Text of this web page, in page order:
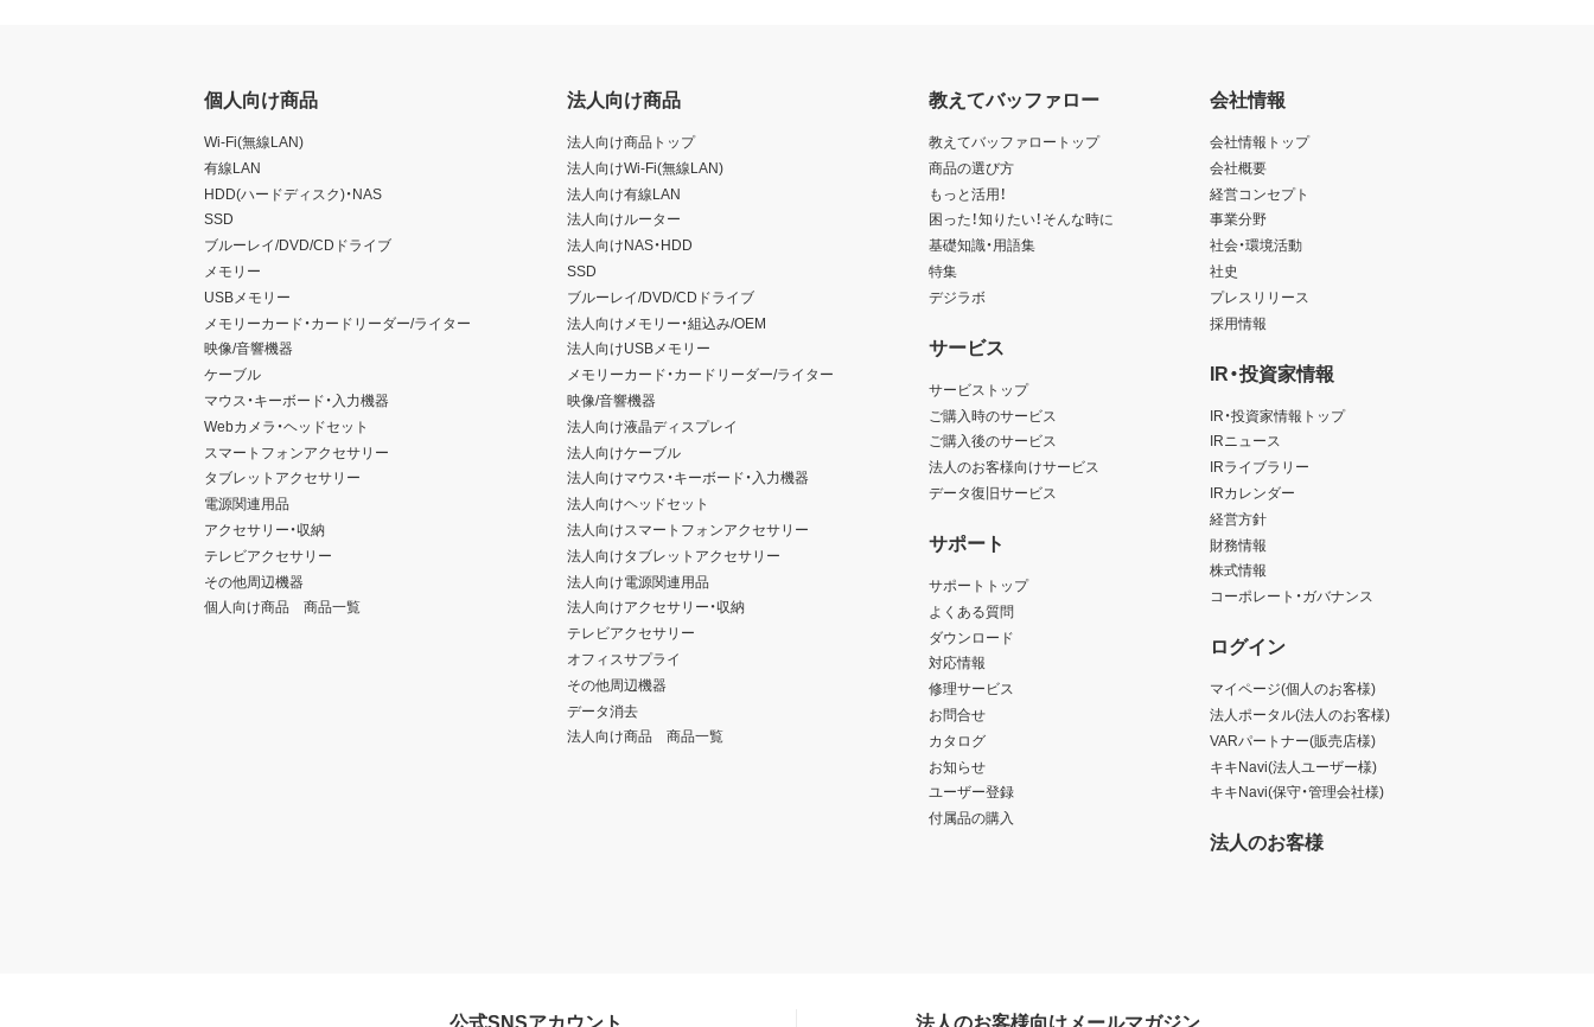
個人向け商品
Wi-Fi(無線LAN)
有線LAN
HDD(ハードディスク)・NAS
SSD
ブルーレイ/DVD/CDドライブ
メモリー
USBメモリー
メモリーカード・カードリーダー/ライター
映像/音響機器
ケーブル
マウス・キーボード・入力機器
Webカメラ・ヘッドセット
スマートフォンアクセサリー
タブレットアクセサリー
電源関連用品
アクセサリー・収納
テレビアクセサリー
その他周辺機器
個人向け商品 商品一覧
法人向け商品
法人向け商品トップ
法人向けWi-Fi(無線LAN)
法人向け有線LAN
法人向けルーター
法人向けNAS・HDD
SSD
ブルーレイ/DVD/CDドライブ
法人向けメモリー・組込み/OEM
法人向けUSBメモリー
メモリーカード・カードリーダー/ライター
映像/音響機器
法人向け液晶ディスプレイ
法人向けケーブル
法人向けマウス・キーボード・入力機器
法人向けヘッドセット
法人向けスマートフォンアクセサリー
法人向けタブレットアクセサリー
法人向け電源関連用品
法人向けアクセサリー・収納
テレビアクセサリー
オフィスサプライ
その他周辺機器
データ消去
法人向け商品 商品一覧
教えてバッファロー
教えてバッファロートップ
商品の選び方
もっと活用！
困った！知りたい！そんな時に
基礎知識・用語集
特集
デジラボ
サービス
サービストップ
ご購入時のサービス
ご購入後のサービス
法人のお客様向けサービス
データ復旧サービス
サポート
サポートトップ
よくある質問
ダウンロード
対応情報
修理サービス
お問合せ
カタログ
お知らせ
ユーザー登録
付属品の購入
会社情報
会社情報トップ
会社概要
経営コンセプト
事業分野
社会・環境活動
社史
プレスリリース
採用情報
IR・投資家情報
IR・投資家情報トップ
IRニュース
IRライブラリー
IRカレンダー
経営方針
財務情報
株式情報
コーポレート・ガバナンス
ログイン
マイページ(個人のお客様)
法人ポータル(法人のお客様)
VARパートナー(販売店様)
キキNavi(法人ユーザー様)
キキNavi(保守・管理会社様)
法人のお客様